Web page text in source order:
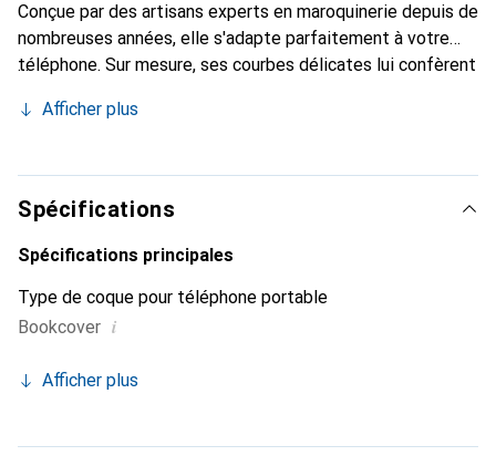
Conçue par des artisans experts en maroquinerie depuis de
nombreuses années, elle s'adapte parfaitement à votre
téléphone. Sur mesure, ses courbes délicates lui confèrent
et indispensable pour votre smartphone. Reconnaître
marque Noreve est un choix sûr pour une clientèle
exigeante.
Afficher plus
Spécifications
Spécifications principales
Type de coque pour téléphone portable
Bookcover i
Afficher plus